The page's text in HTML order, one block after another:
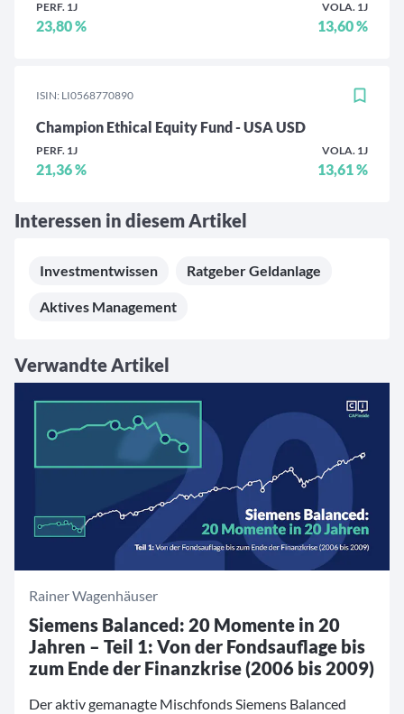
PERF. 1J
23,80 %
VOLA. 1J
13,60 %
ISIN: LI0568770890
Champion Ethical Equity Fund - USA USD
PERF. 1J
21,36 %
VOLA. 1J
13,61 %
Interessen in diesem Artikel
Investmentwissen Ratgeber Geldanlage
Aktives Management
Verwandte Artikel
Rainer Wagenhäuser
Siemens Balanced: 20 Momente in 20
Jahren – Teil 1: Von der Fondsauflage bis
zum Ende der Finanzkrise (2006 bis 2009)
Der aktiv gemanagte Mischfonds Siemens Balanced